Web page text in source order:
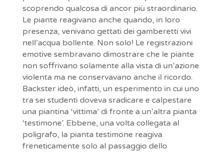
scoprendo qualcosa di ancor più straordinario.
Le piante reagivano anche quando, in loro
presenza, venivano gettati dei gamberetti vivi
nell’acqua bollente. Non solo! Le registrazioni
emotive sembravano dimostrare che le piante
non soffrivano solamente alla vista di un’azione
violenta ma ne conservavano anche il ricordo.
Backster ideò, infatti, un esperimento in cui uno
tra sei studenti doveva sradicare e calpestare
una piantina ‘vittima’ di fronte a un’altra pianta
‘testimone’. Ebbene, una volta collegata al
poligrafo, la pianta testimone reagiva
freneticamente solo al passaggio dello